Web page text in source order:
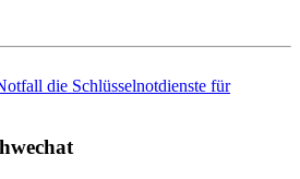
die Schlüsselnotdienste für